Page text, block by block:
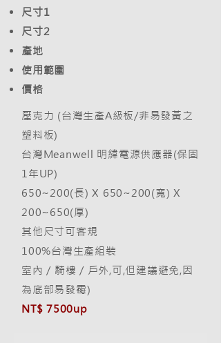
尺寸1
尺寸2
產地
使用範圍
​價格
壓克力 (台灣生產A級板/非易發黃之
塑料板)
台灣Meanwell 明緯電源供應器(保固
1年UP)
650~200(長) X 650~200(寬) X
200~650(厚)
其他尺寸可客規
​100%台灣生產組裝
室內 / 騎樓 / 戶外,可,但建議避免,因
為底部易發霉)
NT$ 7500up